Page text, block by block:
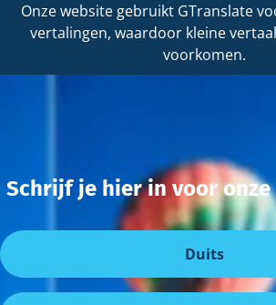
Onze website gebruikt GTranslate
vertalingen, waardoor kleine
voorkomen.
Schrijf je hier in voor
Duits